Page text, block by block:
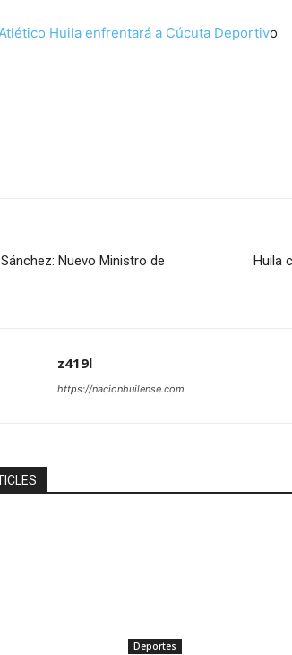
Huila enfrentará a Cúcuta Deportivo
Nuevo Ministro de
Huila
z419l
https://nacionhuilense.com
Deportes